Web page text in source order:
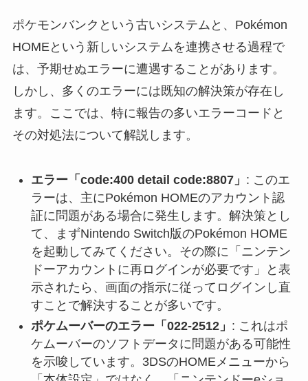
ポケモンバンクという古いシステムと、Pokémon
HOMEという新しいシステムを連携させる過程で
は、予期せぬエラーに遭遇することがあります。
しかし、多くのエラーには既知の解決策が存在し
ます。ここでは、特に報告の多いエラーコードと
その対処法について解説します。
エラー「code:400 detail code:8807」 : このエ
ラーは、主にPokémon HOMEのアカウント認
証に問題がある場合に発生します。解決策とし
て、まずNintendo Switch版のPokémon HOME
を起動してみてください。その際に「ニンテン
ドーアカウントに再ログインが必要です」と表
示されたら、画面の指示に従ってログインし直
すことで解決することが多いです。
ポケムーバーのエラー「022-2512」 : これはポ
ケムーバーのソフトデータに問題がある可能性
を示唆しています。3DSのHOMEメニューから